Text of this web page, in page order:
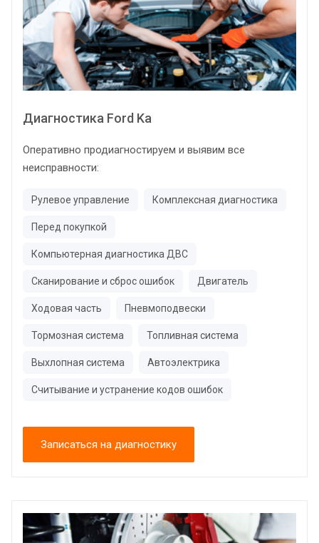
Диагностика Ford Ka
Оперативно продиагностируем и выявим все
неисправности:
Рулевое управление Комплексная диагностика
Перед покупкой
Компьютерная диагностика ДВС
Сканирование и сброс ошибок Двигатель
Ходовая часть Пневмоподвески
Тормозная система Топливная система
Выхлопная система Автоэлектрика
Считывание и устранение кодов ошибок
Записаться на диагностику